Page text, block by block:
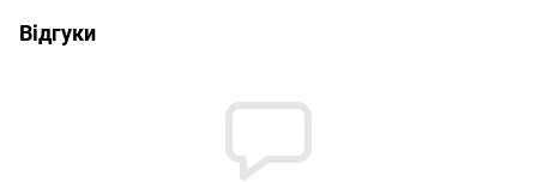
Відгуки